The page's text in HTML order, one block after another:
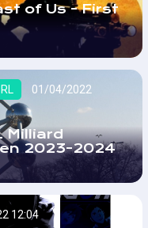
of Us - First
RL
01/04/2022
Milliard
2023-2024
12:04